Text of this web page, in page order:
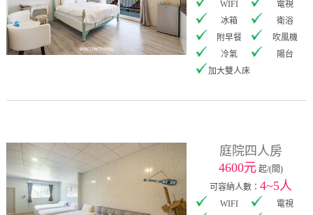
WIFI
電視
冰箱
衛浴
附早餐
吹風機
冷氣
陽台
加大雙人床
庭院四人房
4600元 起/(間)
可容納人數：4~5人
WIFI
電視